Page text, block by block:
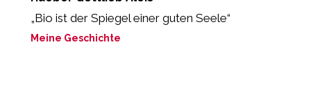
„Bio ist der Spiegel einer guten Seele“
Meine Geschichte